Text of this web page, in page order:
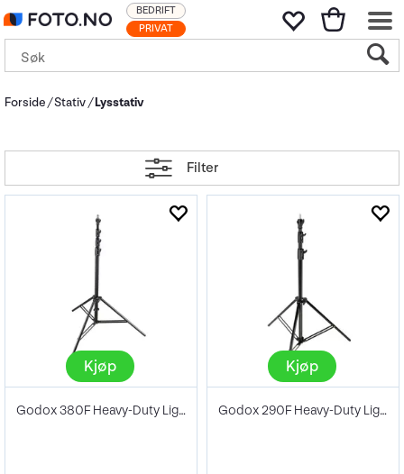
PRIVAT
BEDRIFT
Forside Stativ Lysstativ
Filter
Kjøp
Godox 380F Heavy-Duty Light Stand
Kjøp
Godox 290F Heavy-Duty Light Stand